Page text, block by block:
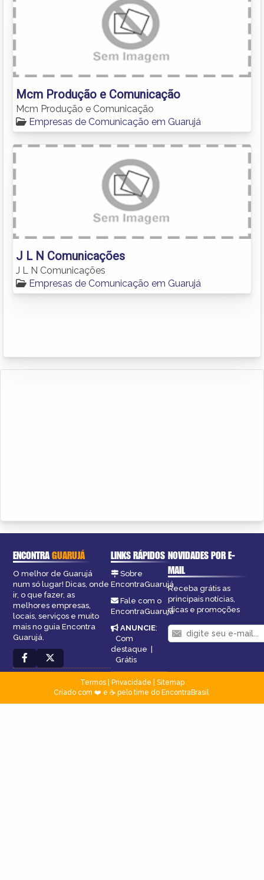
Mcm Produção e Comunicação
Mcm Produção e Comunicação
Empresas de Comunicação em Guarujá
J L N Comunicações
J L N Comunicações
Empresas de Comunicação em Guarujá
ENCONTRAGUARUJÁ
O melhor de Guarujá
num só lugar! Dicas, onde
ir, o que fazer, as
melhores empresas,
locais, serviços e muito
mais no guia Encontra
Guarujá.
LINKS RÁPIDOS
Sobre
EncontraGuarujá
Fale com o
EncontraGuarujá
ANUNCIE:
Com
destaque |
Grátis
NOVIDADES POR E-
MAIL
Receba grátis as
principais notícias,
dicas e promoções
Termos| Privacidade
Sitemap
Criado com ❤️ e ☕ pelo time do EncontraBrasil